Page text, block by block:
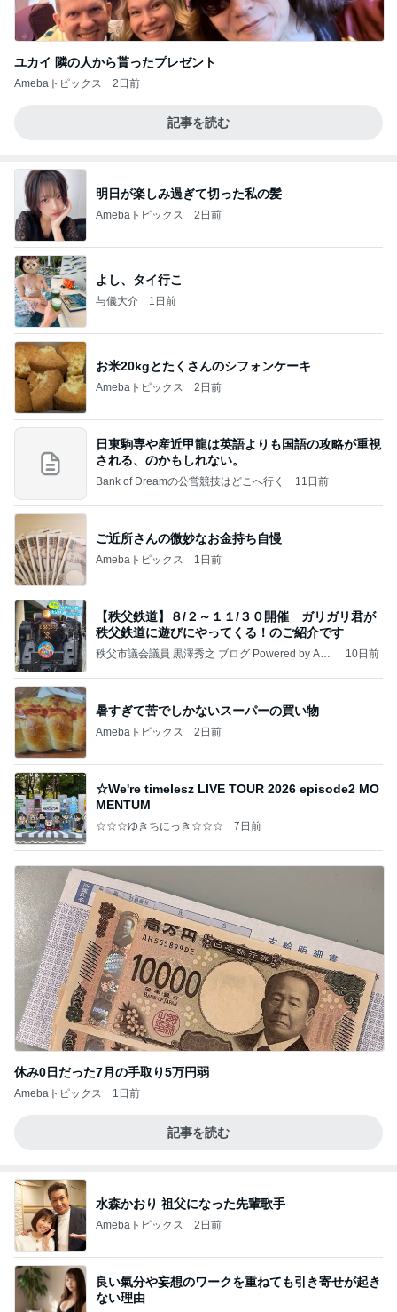
ユカイ 隣の人から貰ったプレゼント
Amebaトピックス 2日前
記事を読む
明日が楽しみ過ぎて切った私の髪
Amebaトピックス 2日前
よし、タイ行こ
与儀大介 1日前
お米20kgとたくさんのシフォンケーキ
Amebaトピックス 2日前
日東駒専や産近甲龍は英語よりも国語の攻略が重視
される、のかもしれない。
Bank of Dreamの公営競技はどこへ行く 11日前
ご近所さんの微妙なお金持ち自慢
Amebaトピックス 1日前
【秩父鉄道】８/２～１１/３０開催 ガリガリ君が
秩父鉄道に遊びにやってくる！のご紹介です
秩父市議会議員 黒澤秀之 ブログ Powered by Ame
10日前
暑すぎて苦でしかないスーパーの買い物
Amebaトピックス 2日前
☆We're timelesz LIVE TOUR 2026 episode2 MO
MENTUM
☆☆☆ゆきちにっき☆☆☆ 7日前
休み0日だった7月の手取り5万円弱
Amebaトピックス 1日前
記事を読む
水森かおり 祖父になった先輩歌手
Amebaトピックス 2日前
良い氣分や妄想のワークを重ねても引き寄せが起き
ない理由